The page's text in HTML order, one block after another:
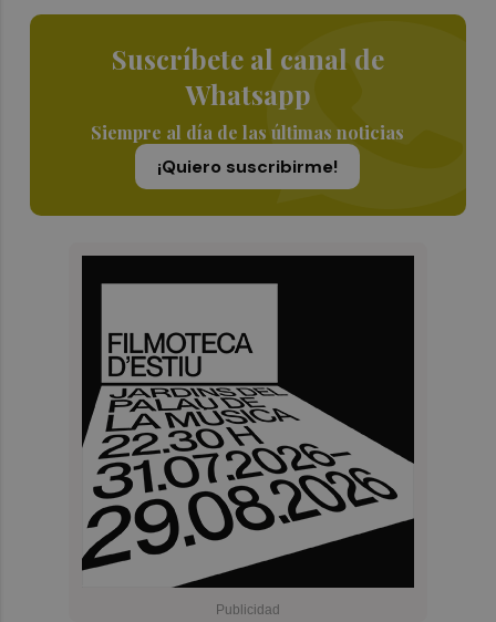
Suscríbete al canal de
Whatsapp
Siempre al día de las últimas noticias
¡Quiero suscribirme!